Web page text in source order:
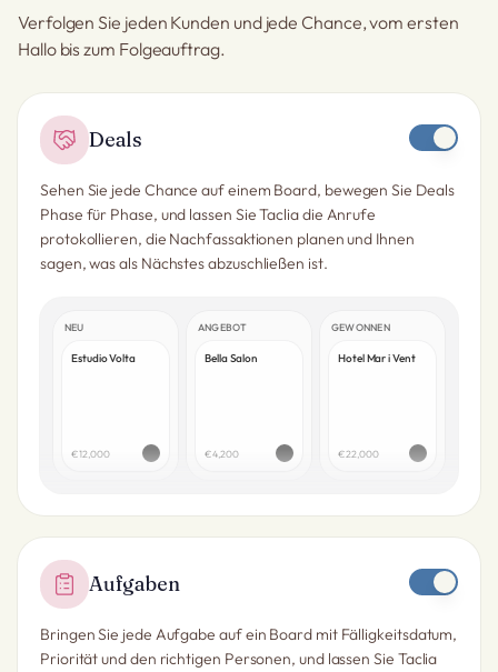
Verfolgen Sie jeden Kunden und jede Chance, vom ersten
Hallo bis zum Folgeauftrag.
Deals
Sehen Sie jede Chance auf einem Board, bewegen Sie Deals
Phase für Phase, und lassen Sie Taclia die Anrufe
protokollieren, die Nachfassaktionen planen und Ihnen
sagen, was als Nächstes abzuschließen ist.
NEU
Estudio Volta
€12,000
ANGEBOT
Bella Salon
€4,200
GEWONNEN
Hotel Mar i Vent
€22,000
Aufgaben
Bringen Sie jede Aufgabe auf ein Board mit Fälligkeitsdatum,
Priorität und den richtigen Personen, und lassen Sie Taclia